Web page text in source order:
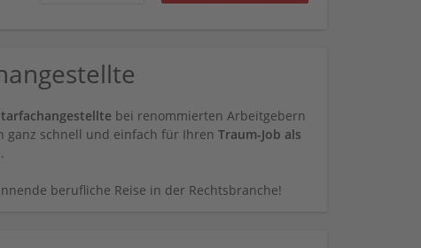
bei renommierten Arbeitgebern
ganz schnell und einfach für Ihren Traum-Job als
berufliche Reise in der Rechtsbranche!